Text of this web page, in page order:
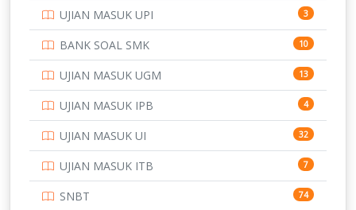
PTDI STTD 4
133
SMA 146
SMK 231
SMP 134
STIP 2
153
UJIAN MASUK UPI 3
BANK SOAL SMK 10
UJIAN MASUK UGM 13
UJIAN MASUK IPB 4
UJIAN MASUK UI 32
UJIAN MASUK ITB 7
SNBT 74